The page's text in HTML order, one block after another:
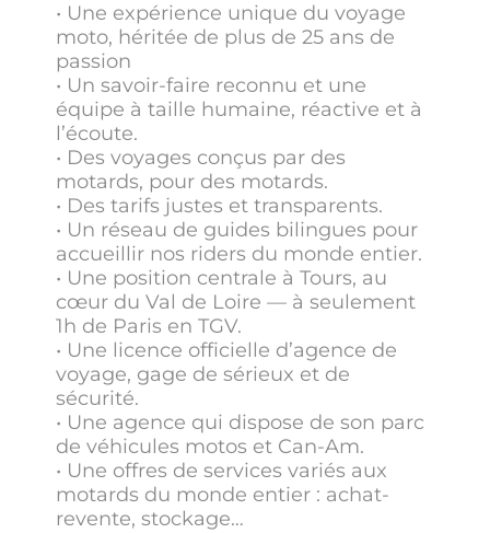
• Une expérience unique du voyage
moto, héritée de plus de 25 ans de
passion
• Un savoir-faire reconnu et une
équipe à taille humaine, réactive et à
l’écoute.
• Des voyages conçus par des
motards, pour des motards.
• Des tarifs justes et transparents.
• Un réseau de guides bilingues pour
accueillir nos riders du monde entier.
• Une position centrale à Tours, au
cœur du Val de Loire — à seulement
1h de Paris en TGV.
• Une licence officielle d’agence de
voyage, gage de sérieux et de
sécurité.
• Une agence qui dispose de son parc
de véhicules motos et Can-Am.
• Une offres de services variés aux
motards du monde entier : achat-
revente, stockage…